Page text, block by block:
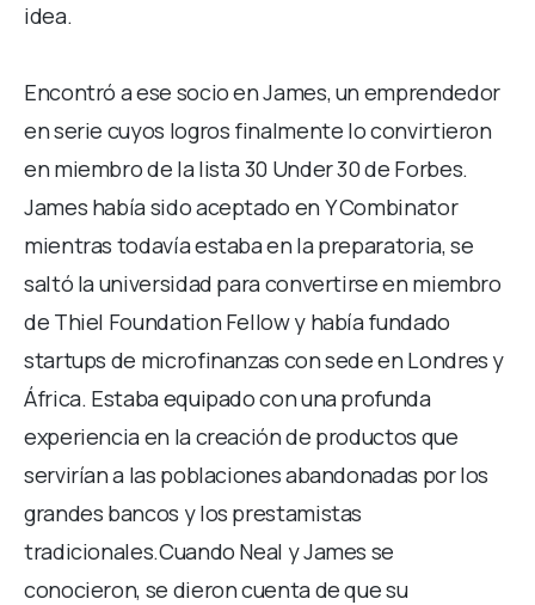
idea.
Encontró a ese socio en James, un emprendedor
en serie cuyos logros finalmente lo convirtieron
en miembro de la lista 30 Under 30 de Forbes.
James había sido aceptado en Y Combinator
mientras todavía estaba en la preparatoria, se
saltó la universidad para convertirse en miembro
de Thiel Foundation Fellow y había fundado
startups de microfinanzas con sede en Londres y
África. Estaba equipado con una profunda
experiencia en la creación de productos que
servirían a las poblaciones abandonadas por los
grandes bancos y los prestamistas
tradicionales.Cuando Neal y James se
conocieron, se dieron cuenta de que su